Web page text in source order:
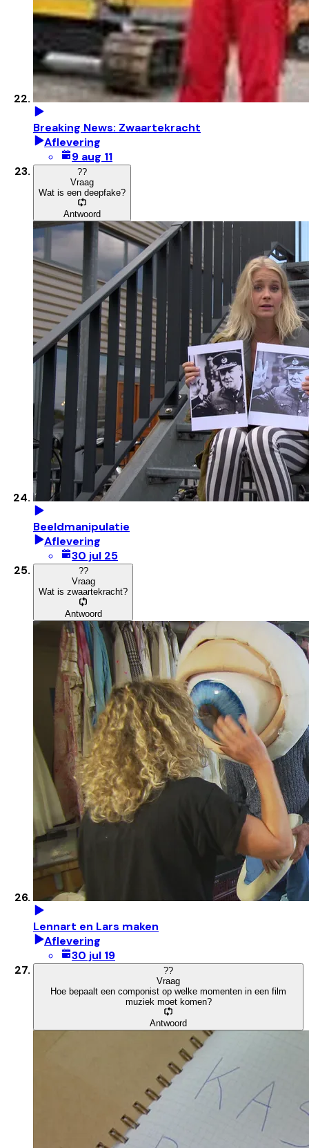
Breaking News: Zwaartekracht
Aflevering
9 aug 11
??
Vraag
Wat is een deepfake?
Antwoord
Beeldmanipulatie
Aflevering
30 jul 25
??
Vraag
Wat is zwaartekracht?
Antwoord
Lennart en Lars maken
Aflevering
30 jul 19
??
Vraag
Hoe bepaalt een componist op welke momenten in een film
muziek moet komen?
Antwoord